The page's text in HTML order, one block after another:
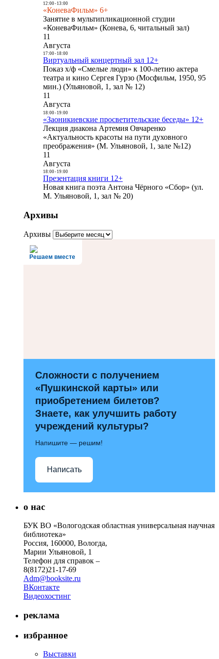
12:00- 13:00
«КоневаФильм» 6+
Занятие в мультипликационной студии
«КоневаФильм» (Конева, 6, читальный зал)
11
Августа
17:00- 18:00
Виртуальный концертный зал 12+
Показ х/ф «Смелые люди» к 100-летию актера
театра и кино Сергея Гурзо (Мосфильм, 1950, 95
мин.) (Ульяновой, 1, зал № 12)
11
Августа
18:00- 19:00
«Заоникиевские просветительские беседы» 12+
Лекция диакона Артемия Овчаренко
«Актуальность красоты на пути духовного
преображения» (М. Ульяновой, 1, зале №12)
11
Августа
18:00- 19:00
Презентация книги 12+
Новая книга поэта Антона Чёрного «Сбор» (ул.
М. Ульяновой, 1, зал № 20)
Архивы
Архивы
Решаем вместе
Сложности с получением
«Пушкинской карты» или
приобретением билетов?
Знаете, как улучшить работу
учреждений культуры?
Напишите — решим!
Написать
о нас
БУК ВО «Вологодская областная универсальная научная
библиотека»
Россия, 160000, Вологда,
Марии Ульяновой, 1
Телефон для справок –
8(8172)21-17-69
Adm@booksite.ru
ВКонтакте
Видеохостинг
реклама
избранное
Выставки